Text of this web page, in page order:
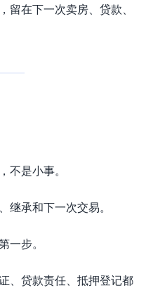
在下一次卖房、贷款、
不是小事。
继承和下一次交易。
一步。
、贷款责任、抵押登记都